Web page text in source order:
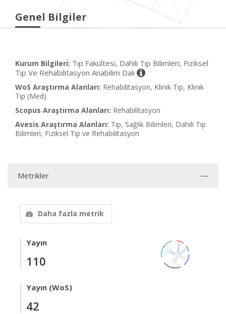
Genel Bilgiler
Kurum Bilgileri: Tıp Fakültesi, Dahili Tıp Bilimleri, Fiziksel
Tıp Ve Rehabilitasyon Anabilim Dalı
WoS Araştırma Alanları: Rehabilitasyon, Klinik Tıp, Klinik
Tıp (Med)
Scopus Araştırma Alanları: Rehabilitasyon
Avesis Araştırma Alanları: Tıp, Sağlık Bilimleri, Dahili Tıp
Bilimleri, Fiziksel Tıp ve Rehabilitasyon
Metrikler
Daha fazla metrik
Yayın
110
Yayın (WoS)
42